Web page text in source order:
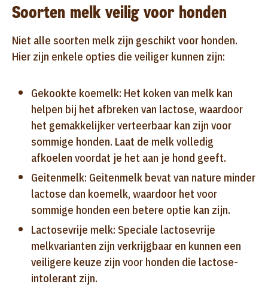
Soorten melk veilig voor honden
Niet alle soorten melk zijn geschikt voor honden.
Hier zijn enkele opties die veiliger kunnen zijn:
Gekookte koemelk: Het koken van melk kan
helpen bij het afbreken van lactose, waardoor
het gemakkelijker verteerbaar kan zijn voor
sommige honden. Laat de melk volledig
afkoelen voordat je het aan je hond geeft.
Geitenmelk: Geitenmelk bevat van nature minder
lactose dan koemelk, waardoor het voor
sommige honden een betere optie kan zijn.
Lactosevrije melk: Speciale lactosevrije
melkvarianten zijn verkrijgbaar en kunnen een
veiligere keuze zijn voor honden die lactose-
intolerant zijn.